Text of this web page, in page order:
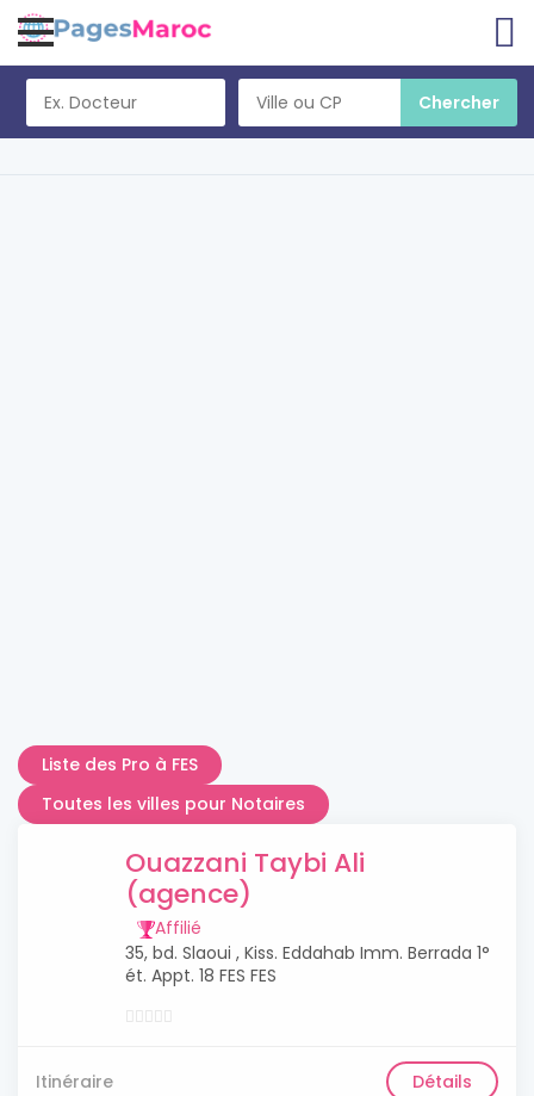
Liste des Pro à FES
Toutes les villes pour Notaires
Ouazzani Taybi Ali
(agence)
Affilié
35, bd. Slaoui , Kiss. Eddahab Imm. Berrada 1°
ét. Appt. 18 FES FES
Itinéraire Détails